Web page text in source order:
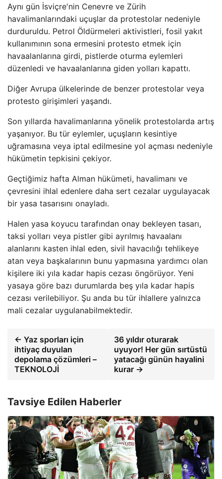
Aynı gün İsviçre'nin Cenevre ve Zürih
havalimanlarındaki uçuşlar da protestolar nedeniyle
durduruldu. Petrol Öldürmeleri aktivistleri, fosil yakıt
kullanımının sona ermesini protesto etmek için
havaalanlarına girdi, pistlerde oturma eylemleri
düzenledi ve havaalanlarına giden yolları kapattı.
Diğer Avrupa ülkelerinde de benzer protestolar veya
protesto girişimleri yaşandı.
Son yıllarda havalimanlarına yönelik protestolarda artış
yaşanıyor. Bu tür eylemler, uçuşların kesintiye
uğramasına veya iptal edilmesine yol açması nedeniyle
hükümetin tepkisini çekiyor.
Geçtiğimiz hafta Alman hükümeti, havalimanı ve
çevresini ihlal edenlere daha sert cezalar uygulayacak
bir yasa tasarısını onayladı.
Halen yasa koyucu tarafından onay bekleyen tasarı,
taksi yolları veya pistler gibi ayrılmış havaalanı
alanlarını kasten ihlal eden, sivil havacılığı tehlikeye
atan veya başkalarının bunu yapmasına yardımcı olan
kişilere iki yıla kadar hapis cezası öngörüyor. Yeni
yasaya göre bazı durumlarda beş yıla kadar hapis
cezası verilebiliyor. Şu anda bu tür ihlallere yalnızca
mali cezalar uygulanabilmektedir.
← Yaz sporları için
ihtiyaç duyulan
depolama çözümleri –
TEKNOLOJİ
36 yıldır oturarak
uyuyor! Her gün sırtüstü
yatacağı günün hayalini
kurar →
Tavsiye Edilen Haberler